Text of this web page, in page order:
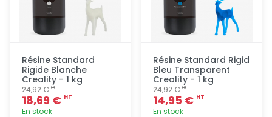
Résine Standard
Rigide Blanche
Creality - 1 kg
24,92 €HT
18,69 € HT
En stock
Résine Standard Rigid
Bleu Transparent
Creality - 1 kg
24,92 €HT
14,95 € HT
En stock